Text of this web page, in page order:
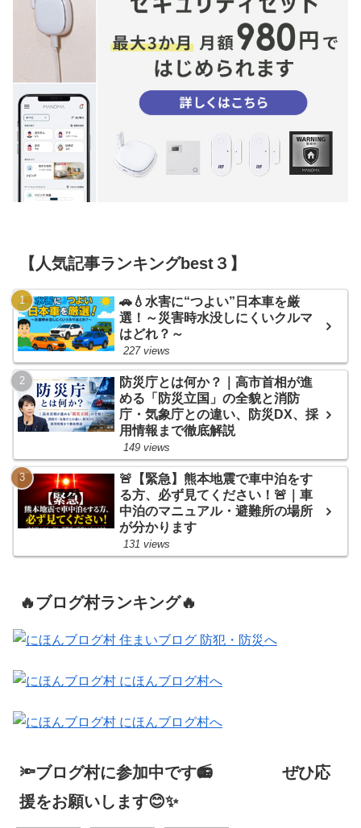
【人気記事ランキングbest３】
🚗💧水害に“つよい”日本車を厳
選！～災害時水没しにくいクルマ
はどれ？～
227 views
防災庁とは何か？｜高市首相が進
める「防災立国」の全貌と消防
庁・気象庁との違い、防災DX、採
用情報まで徹底解説
149 views
🚨【緊急】熊本地震で車中泊をす
る方、必ず見てください！🚨｜車
中泊のマニュアル・避難所の場所
が分かります
131 views
🔥ブログ村ランキング🔥
🔦ブログ村に参加中です📻 ぜひ応
援をお願いします😊✨